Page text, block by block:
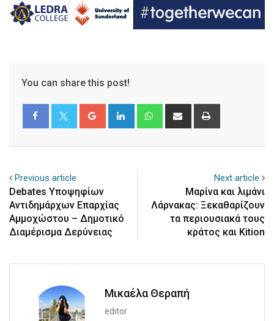
You can share this post!
Google+ LinkedIn WhatsappShare
Previous article
Debates Υποψηφίων
Αντιδημάρχων Επαρχίας
Αμμοχώστου – Δημοτικό
Διαμέρισμα Δερύνειας
Next article
Μαρίνα και λιμάνι
Λάρνακας: Ξεκαθαρίζουν
τα περιουσιακά τους
κράτος και Kition
Μικαέλα Θεραπή
editor